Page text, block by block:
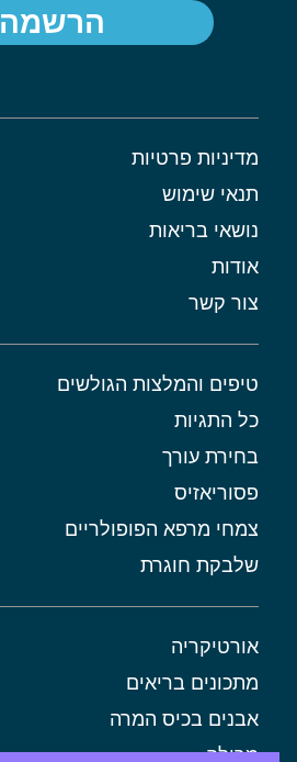
מדיניות פרטיות
תנאי שימוש
נושאי בריאות
אודות
צור קשר
טיפים והמלצות הגולשים
כל התגיות
בחירת עורך
פסוריאזיס
צמחי מרפא הפופולריים
שלבקת חוגרת
אורטיקריה
מתכונים בריאים
אבנים בכיס המרה
מרולה
הרשמה